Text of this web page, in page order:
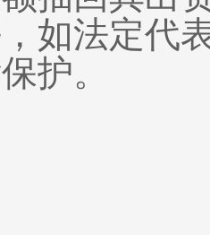
如法定代
护。